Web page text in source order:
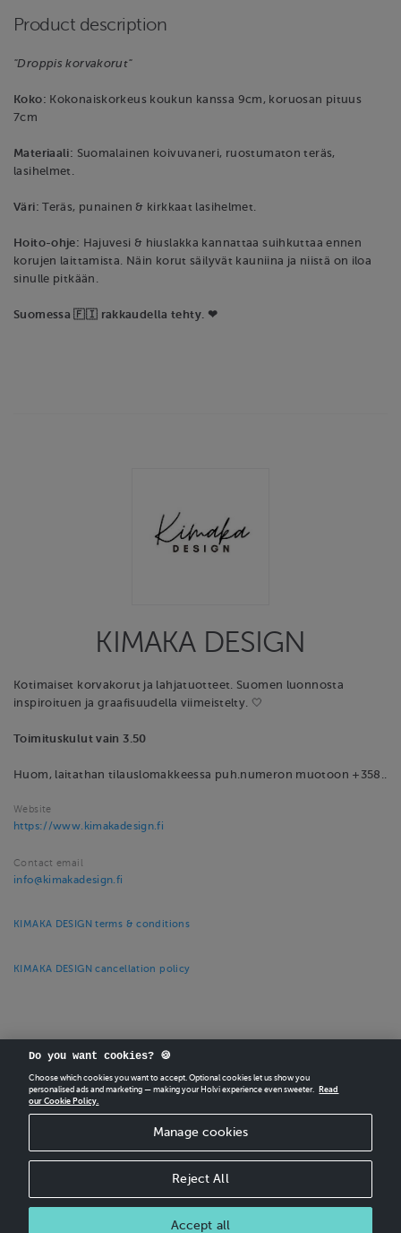
Product description
"Droppis korvakorut"
Koko: Kokonaiskorkeus koukun kanssa 9cm, koruosan pituus
7cm
Materiaali: Suomalainen koivuvaneri, ruostumaton teräs,
lasihelmet.
Väri: Teräs, punainen & kirkkaat lasihelmet.
Hoito-ohje: Hajuvesi & hiuslakka kannattaa suihkuttaa ennen
korujen laittamista. Näin korut säilyvät kauniina ja niistä on iloa
sinulle pitkään.
Suomessa 🇫🇮 rakkaudella tehty. ❤
KIMAKA DESIGN
Kotimaiset korvakorut ja lahjatuotteet. Suomen luonnosta
inspiroituen ja graafisuudella viimeistelty. 🤍
Toimituskulut vain 3.50
Huom, laitathan tilauslomakkeessa puh.numeron muotoon +358..
Website
https://www.kimakadesign.fi
Contact email
info@kimakadesign.fi
KIMAKA DESIGN terms & conditions
KIMAKA DESIGN cancellation policy
CREATEYOUR OWN HOLVI ONLINE STORE IN MINUTES.
Holvi Payment Services Ltd is regulated by the Financial Supervisory Authority of
Finland as an Authorised Payment Institution with license to operate in the
European Economic Area.
© 2026 Holvi Payment Services Ltd.
Do you want cookies? 🍪
Choose which cookies you want to accept. Optional cookies let us show you
personalised ads and marketing — making your Holvi experience even sweeter.
Read
our Cookie Policy.
Manage cookies
Reject All
Accept all